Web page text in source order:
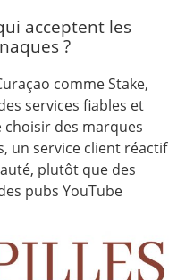
acceptent les
?
comme Stake,
services fiables et
choisir des marques
un service client réactif
plutôt que des
pubs YouTube